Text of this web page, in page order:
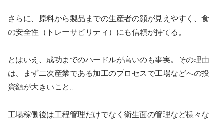
さらに、原料から製品までの生産者の顔が見えやすく、食
の安全性（トレーサビリティ）にも信頼が持てる。
とはいえ、成功までのハードルが高いのも事実。その理由
は、まず二次産業である加工のプロセスで工場などへの投
資額が大きいこと。
工場稼働後は工程管理だけでなく衛生面の管理など様々な